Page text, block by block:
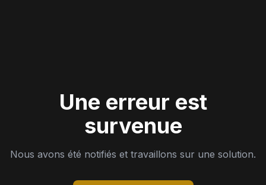
Une erreur est
survenue
Nous avons été notifiés et travaillons sur une solution.